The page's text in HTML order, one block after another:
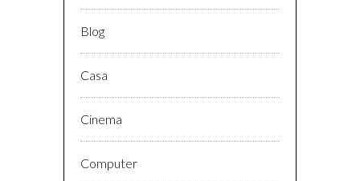
Blog
Casa
Cinema
Computer